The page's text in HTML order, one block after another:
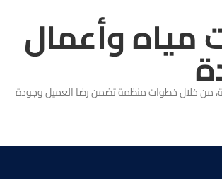
وأعمال
من خلال خطوات منظمة تضمن رضا العميل وجودة